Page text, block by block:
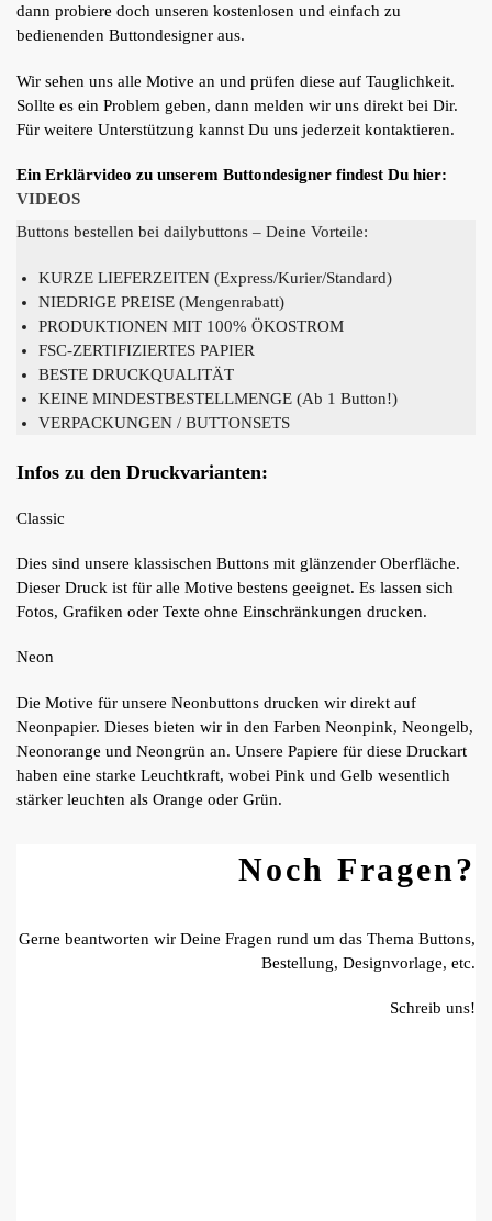
dann probiere doch unseren kostenlosen und einfach zu
bedienenden Buttondesigner aus.
Wir sehen uns alle Motive an und prüfen diese auf Tauglichkeit.
Sollte es ein Problem geben, dann melden wir uns direkt bei Dir.
Für weitere Unterstützung kannst Du uns jederzeit kontaktieren.
Ein Erklärvideo zu unserem Buttondesigner findest Du hier:
VIDEOS
Buttons bestellen bei dailybuttons – Deine Vorteile:
KURZE LIEFERZEITEN (Express/Kurier/Standard)
NIEDRIGE PREISE (Mengenrabatt)
PRODUKTIONEN MIT 100% ÖKOSTROM
FSC-ZERTIFIZIERTES PAPIER
BESTE DRUCKQUALITÄT
KEINE MINDESTBESTELLMENGE (Ab 1 Button!)
VERPACKUNGEN / BUTTONSETS
Infos zu den Druckvarianten:
Classic
Dies sind unsere klassischen Buttons mit glänzender Oberfläche.
Dieser Druck ist für alle Motive bestens geeignet. Es lassen sich
Fotos, Grafiken oder Texte ohne Einschränkungen drucken.
Neon
Die Motive für unsere Neonbuttons drucken wir direkt auf
Neonpapier. Dieses bieten wir in den Farben Neonpink, Neongelb,
Neonorange und Neongrün an. Unsere Papiere für diese Druckart
haben eine starke Leuchtkraft, wobei Pink und Gelb wesentlich
stärker leuchten als Orange oder Grün.
Noch Fragen?
Gerne beantworten wir Deine Fragen rund um das Thema Buttons,
Bestellung, Designvorlage, etc.
Schreib uns!